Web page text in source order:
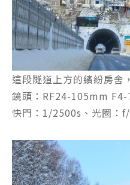
這段隧道上方的繽紛房舍
鏡頭：RF24-105mm
快門：1/2500s、光圈：